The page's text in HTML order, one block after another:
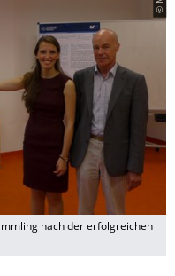
nach der erfolgreichen